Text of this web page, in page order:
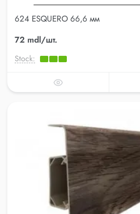
624 ESQUERO 66,6 мм
72 mdl/шт.
Stock: